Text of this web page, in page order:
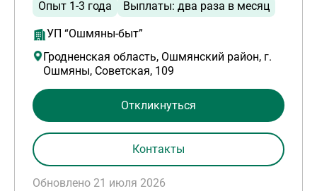
Опыт 1-3 года Выплаты: два раза в месяц
УП “Ошмяны-быт”
Гродненская область, Ошмянский район, г.
Ошмяны, Советская, 109
Обновлено 21 июля 2026
Откликнуться
Контакты